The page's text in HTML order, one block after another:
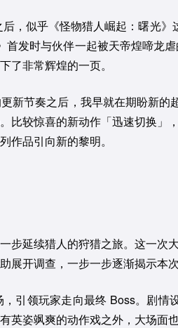
，似乎《怪物猎人崛起：曙光
发时与伙伴一起被天帝煌啼龙
了非常辉煌的一页。
新节奏之后，我早就在期盼新
比较惊喜的新动作「迅速切换
作品引向新的黎明。
步延续猎人的狩猎之旅。这一
开调查，一步一步逐渐揭示本
引领玩家走向最终 Boss。剧
姿飒爽的动作戏之外，大场面也